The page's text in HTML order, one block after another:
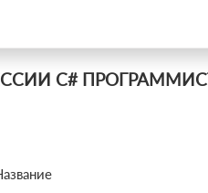
C#